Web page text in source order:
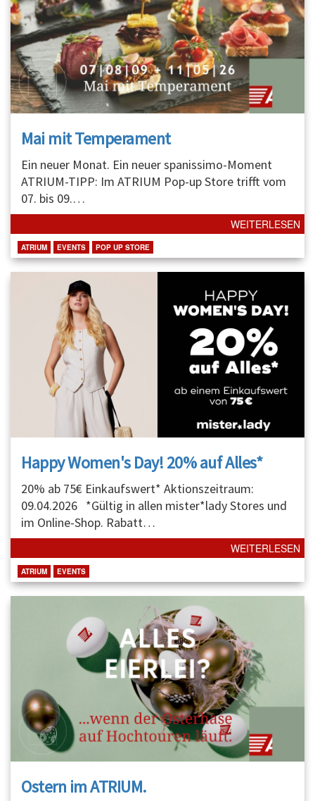
Mai mit Temperament
Ein neuer Monat. Ein neuer spanissimo-Moment
ATRIUM-TIPP: Im ATRIUM Pop-up Store trifft vom
07. bis 09.…
WEITERLESEN
ATRIUM EVENTS POP UP STORE
Happy Women's Day! 20% auf Alles*
20% ab 75€ Einkaufswert* Aktionszeitraum:
09.04.2026 *Gültig in allen mister*lady Stores und
im Online-Shop. Rabatt…
WEITERLESEN
ATRIUM EVENTS
Ostern im ATRIUM.